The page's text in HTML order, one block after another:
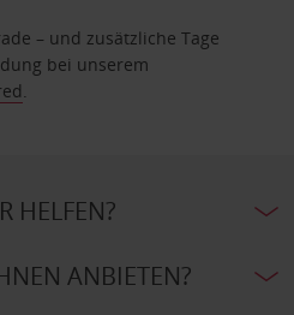
– und zusätzliche Tage
bei unserem
HELFEN?
ANBIETEN?